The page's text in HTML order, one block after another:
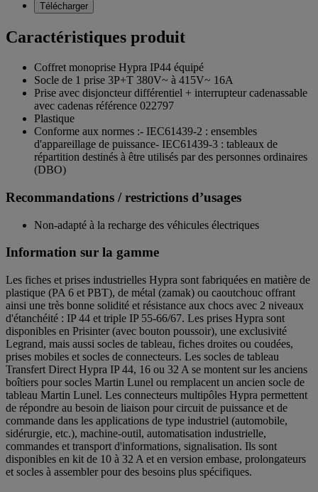
Télécharger
Caractéristiques produit
Coffret monoprise Hypra IP44 équipé
Socle de 1 prise 3P+T 380V~ à 415V~ 16A
Prise avec disjoncteur différentiel + interrupteur cadenassable
avec cadenas référence 022797
Plastique
Conforme aux normes :- IEC61439-2 : ensembles
d'appareillage de puissance- IEC61439-3 : tableaux de
répartition destinés à être utilisés par des personnes ordinaires
(DBO)
Recommandations / restrictions d’usages
Non-adapté à la recharge des véhicules électriques
Information sur la gamme
Les fiches et prises industrielles Hypra sont fabriquées en matière de
plastique (PA 6 et PBT), de métal (zamak) ou caoutchouc offrant
ainsi une très bonne solidité et résistance aux chocs avec 2 niveaux
d'étanchéité : IP 44 et triple IP 55-66/67. Les prises Hypra sont
disponibles en Prisinter (avec bouton poussoir), une exclusivité
Legrand, mais aussi socles de tableau, fiches droites ou coudées,
prises mobiles et socles de connecteurs. Les socles de tableau
Transfert Direct Hypra IP 44, 16 ou 32 A se montent sur les anciens
boîtiers pour socles Martin Lunel ou remplacent un ancien socle de
tableau Martin Lunel. Les connecteurs multipôles Hypra permettent
de répondre au besoin de liaison pour circuit de puissance et de
commande dans les applications de type industriel (automobile,
sidérurgie, etc.), machine-outil, automatisation industrielle,
commandes et transport d'informations, signalisation. Ils sont
disponibles en kit de 10 à 32 A et en version embase, prolongateurs
et socles à assembler pour des besoins plus spécifiques.